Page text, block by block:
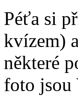
Péťa si
kvízem)
některé
foto